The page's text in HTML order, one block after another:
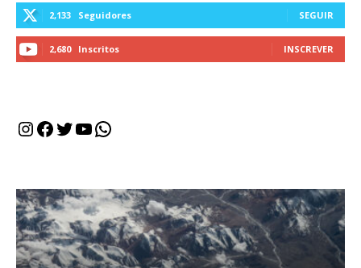
2,133 Seguidores SEGUIR
2,680 Inscritos INSCREVER
Instagram
Facebook
Twitter
Youtube
WhatsApp